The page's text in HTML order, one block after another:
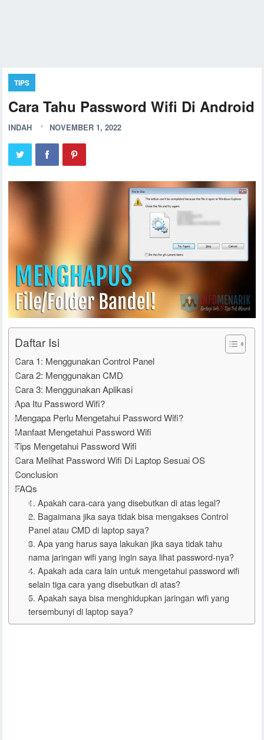
TIPS
Cara Tahu Password Wifi Di Android
INDAH NOVEMBER 1, 2022
Daftar Isi
Cara 1: Menggunakan Control Panel
Cara 2: Menggunakan CMD
Cara 3: Menggunakan Aplikasi
Apa Itu Password Wifi?
Mengapa Perlu Mengetahui Password Wifi?
Manfaat Mengetahui Password Wifi
Tips Mengetahui Password Wifi
Cara Melihat Password Wifi Di Laptop Sesuai OS
Conclusion
FAQs
1. Apakah cara-cara yang disebutkan di atas legal?
2. Bagaimana jika saya tidak bisa mengakses Control
Panel atau CMD di laptop saya?
3. Apa yang harus saya lakukan jika saya tidak tahu
nama jaringan wifi yang ingin saya lihat password-nya?
4. Apakah ada cara lain untuk mengetahui password wifi
selain tiga cara yang disebutkan di atas?
5. Apakah saya bisa menghidupkan jaringan wifi yang
tersembunyi di laptop saya?